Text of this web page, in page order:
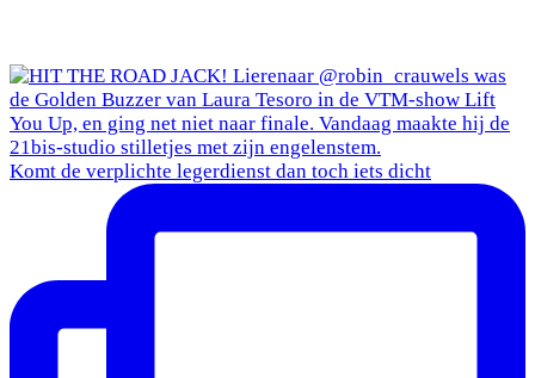
Komt de verplichte legerdienst dan toch iets dicht